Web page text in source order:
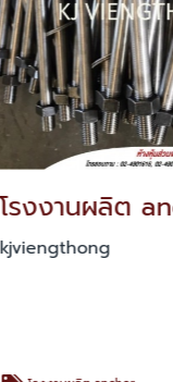
งงานผลิต